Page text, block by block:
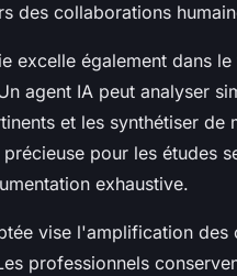
des collaborations
excelle également dans
agent IA peut analyser
et les synthétiser
pour les études
exhaustive.
vise l'amplification des
professionnels